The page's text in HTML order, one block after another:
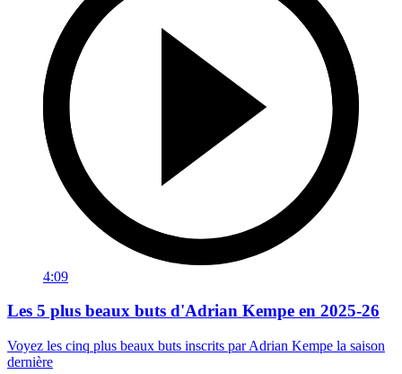
4:09
Les 5 plus beaux buts d'Adrian Kempe en 2025-26
Voyez les cinq plus beaux buts inscrits par Adrian Kempe la saison
dernière